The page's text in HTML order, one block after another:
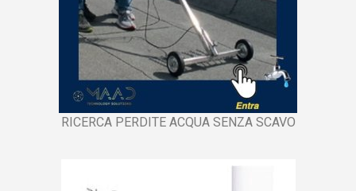
RICERCA PERDITE ACQUA SENZA SCAVO